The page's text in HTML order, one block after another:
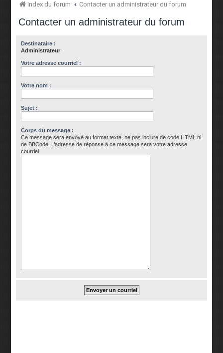
Index du forum Contacter un administrateur du forum
Contacter un administrateur du forum
Destinataire :
Administrateur
Votre adresse courriel :
Votre nom :
Sujet :
Corps du message :
Ce message sera envoyé au format texte, ne pas inclure de code HTML ni
de BBCode. L’adresse de réponse à ce message sera votre adresse
courriel.